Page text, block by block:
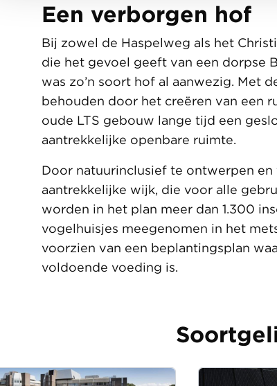
Een verborgen hof
Bij zowel de Haspelweg als het
die het gevoel geeft van een dorpse
was zo’n soort hof al aanwezig. Met
behouden door het creëren van een
oude LTS gebouw lange tijd een
aantrekkelijke openbare ruimte.
Door natuurinclusief te ontwerpen
aantrekkelijke wijk, die voor alle
worden in het plan meer dan 1.300
vogelhuisjes meegenomen in het
voorzien van een beplantingsplan
voldoende voeding is.